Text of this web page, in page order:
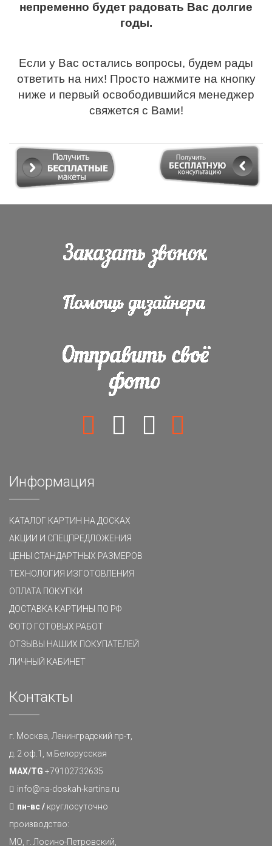
непременно будет радовать Вас долгие
годы.
Если у Вас остались вопросы, будем рады
ответить на них! Просто нажмите на кнопку
ниже и первый освободившийся менеджер
свяжется с Вами!
Информация
КАТАЛОГ КАРТИН НА ДОСКАХ
АКЦИИ И СПЕЦПРЕДЛОЖЕНИЯ
ЦЕНЫ СТАНДАРТНЫХ РАЗМЕРОВ
ТЕХНОЛОГИЯ ИЗГОТОВЛЕНИЯ
ОПЛАТА ПОКУПКИ
ДОСТАВКА КАРТИНЫ ПО РФ
ФОТО ГОТОВЫХ РАБОТ
ОТЗЫВЫ НАШИХ ПОКУПАТЕЛЕЙ
ЛИЧНЫЙ КАБИНЕТ
Контакты
г. Москва, Ленинградский пр-т,
д. 2 оф.1, м.Белорусская
MAX/TG +79102732635
info@na-doskah-kartina.ru
пн-вс / круглосуточно
производство:
МО, г. Лосино-Петровский,